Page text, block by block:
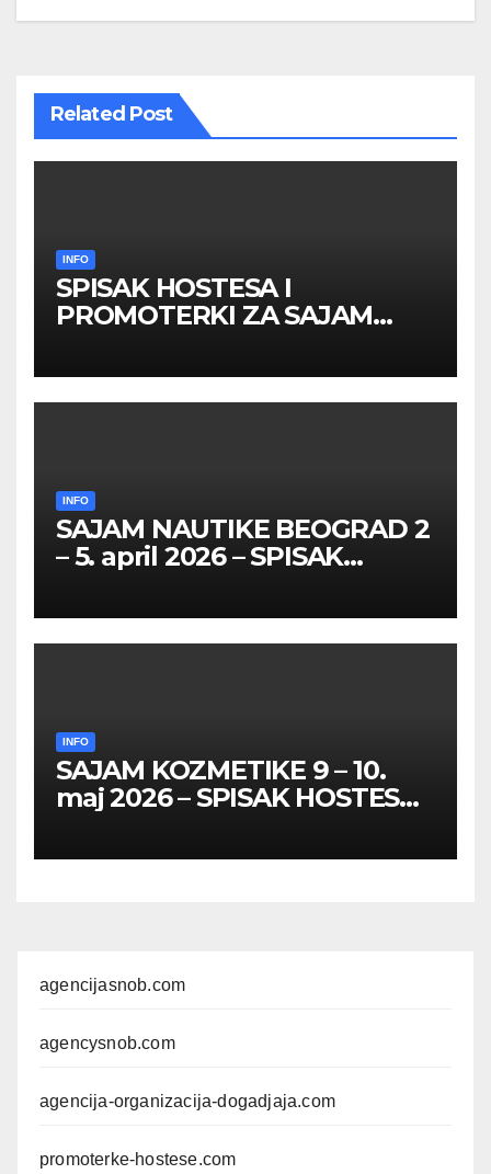
Related Post
INFO
SPISAK HOSTESA I
PROMOTERKI ZA SAJAM
26 – 27. maj 2026. BEOGRAD
INFO
SAJAM NAUTIKE BEOGRAD 2
– 5. april 2026 – SPISAK
INFO
SAJAM KOZMETIKE 9 – 10.
maj 2026 – SPISAK HOSTESA,
FOTOMODELA
agencijasnob.com
agencysnob.com
agencija-organizacija-dogadjaja.com
promoterke-hostese.com